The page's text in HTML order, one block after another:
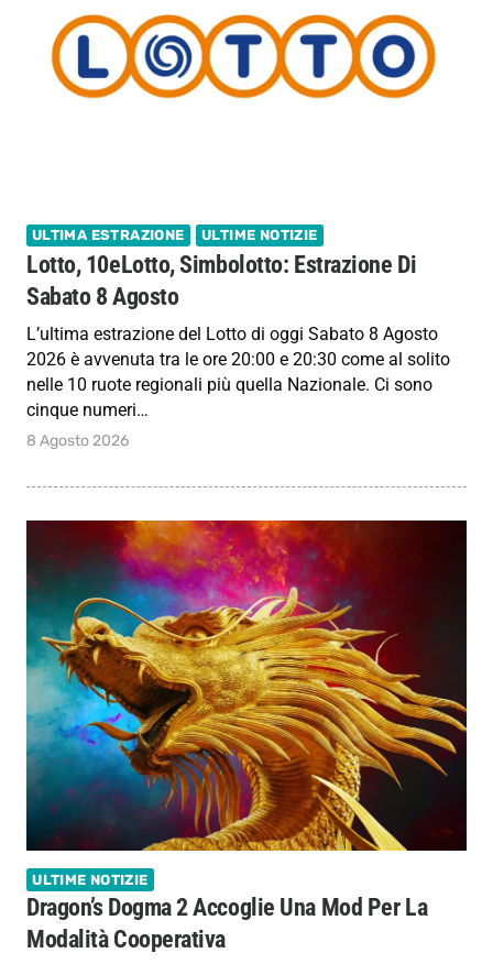
ULTIMA ESTRAZIONE ULTIME NOTIZIE
Lotto, 10eLotto, Simbolotto: Estrazione Di
Sabato 8 Agosto
L’ultima estrazione del Lotto di oggi Sabato 8 Agosto
2026 è avvenuta tra le ore 20:00 e 20:30 come al solito
nelle 10 ruote regionali più quella Nazionale. Ci sono
cinque numeri…
8 Agosto 2026
ULTIME NOTIZIE
Dragon’s Dogma 2 Accoglie Una Mod Per La
Modalità Cooperativa